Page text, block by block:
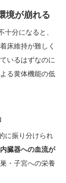
境が崩れる
分になると、
床維持が難しく
いるはずなのに
る黄体機能の低
に振り分けられ
臓器への血流が
・子宮への栄養